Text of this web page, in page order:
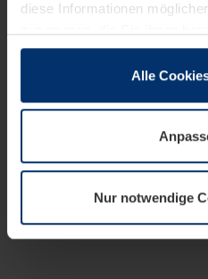
diese Informationen
sie im Rahmen Ihrer
wenn diese für den Betrieb
notwendig sind. Für alle
wir Ihre Erlaubnis. Ihre
Datenschutzerklärung
widerrufen.
Alle
Nur notwendige